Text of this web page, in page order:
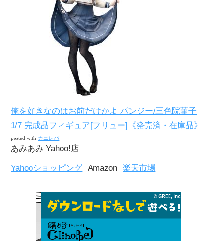
俺を好きなのはお前だけかよ パンジー/三色院菫子
1/7 完成品フィギュア[フリュー]《発売済・在庫品》
posted with カエレバ
あみあみ Yahoo!店
Yahooショッピング Amazon 楽天市場